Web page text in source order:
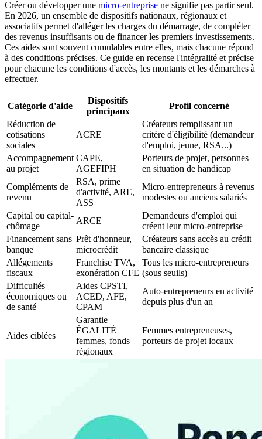
Créer ou développer une micro-entreprise ne signifie pas partir seul.
En 2026, un ensemble de dispositifs nationaux, régionaux et
associatifs permet d'alléger les charges du démarrage, de compléter
des revenus insuffisants ou de financer les premiers investissements.
Ces aides sont souvent cumulables entre elles, mais chacune répond
à des conditions précises. Ce guide en recense l'intégralité et précise
pour chacune les conditions d'accès, les montants et les démarches à
effectuer.
Catégorie d'aide
Dispositifs
principaux
Profil concerné
Réduction de
cotisations
sociales
ACRE
Créateurs remplissant un
critère d'éligibilité (demandeur
d'emploi, jeune, RSA...)
Accompagnement
au projet
CAPE,
AGEFIPH
Porteurs de projet, personnes
en situation de handicap
Compléments de
revenu
RSA, prime
d'activité, ARE,
ASS
Micro-entrepreneurs à revenus
modestes ou anciens salariés
Capital ou capital-
chômage
ARCE
Demandeurs d'emploi qui
créent leur micro-entreprise
Financement sans
banque
Prêt d'honneur,
microcrédit
Créateurs sans accès au crédit
bancaire classique
Allégements
fiscaux
Franchise TVA,
exonération CFE
Tous les micro-entrepreneurs
(sous seuils)
Difficultés
économiques ou
de santé
Aides CPSTI,
ACED, AFE,
CPAM
Auto-entrepreneurs en activité
depuis plus d'un an
Aides ciblées
Garantie
ÉGALITÉ
femmes, fonds
régionaux
Femmes entrepreneuses,
porteurs de projet locaux